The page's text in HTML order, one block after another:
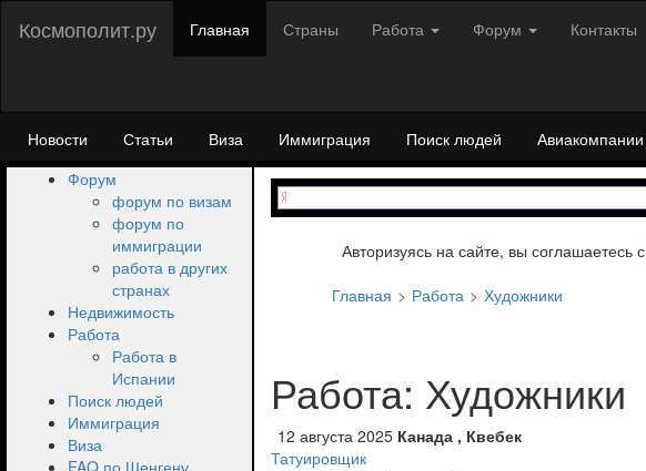
Космополит.ру Главная Страны Работа Форум Контакты
Новости Статьи Виза Иммиграция Поиск людей Авиакомпании
Форум
форум по визам
форум по
иммиграции
работа в других
странах
Недвижимость
Работа
Работа в
Испании
Поиск людей
Иммиграция
Виза
FAQ по Шенгену
Авторизуясь на сайте, вы соглашаетесь с
Главная
Работа Художники
Работа: Художники
12 августа 2025 Канада , Квебек
Татуировщик